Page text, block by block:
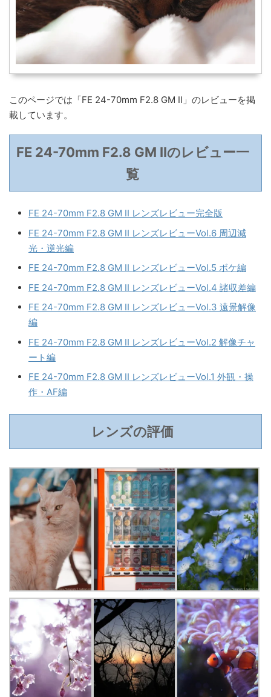
このページでは「FE 24-70mm F2.8 GM II」のレビューを掲
載しています。
FE 24-70mm F2.8 GM IIのレビュー一
覧
FE 24-70mm F2.8 GM II レンズレビュー完全版
FE 24-70mm F2.8 GM II レンズレビューVol.6 周辺減
光・逆光編
FE 24-70mm F2.8 GM II レンズレビューVol.5 ボケ編
FE 24-70mm F2.8 GM II レンズレビューVol.4 諸収差編
FE 24-70mm F2.8 GM II レンズレビューVol.3 遠景解像
編
FE 24-70mm F2.8 GM II レンズレビューVol.2 解像チャ
ート編
FE 24-70mm F2.8 GM II レンズレビューVol.1 外観・操
作・AF編
レンズの評価